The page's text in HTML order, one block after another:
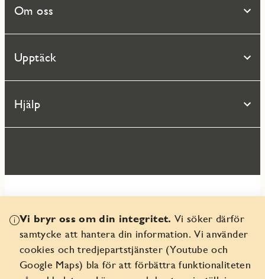
Vi bryr oss om din integritet. Vi söker därför
samtycke att hantera din information. Vi använder
cookies och tredjepartstjänster (Youtube och
Google Maps) bla för att förbättra funktionaliteten
Om oss
Upptäck
Hjälp
© 2026 Seniorgården AB
Organisationsnr 556359-9082